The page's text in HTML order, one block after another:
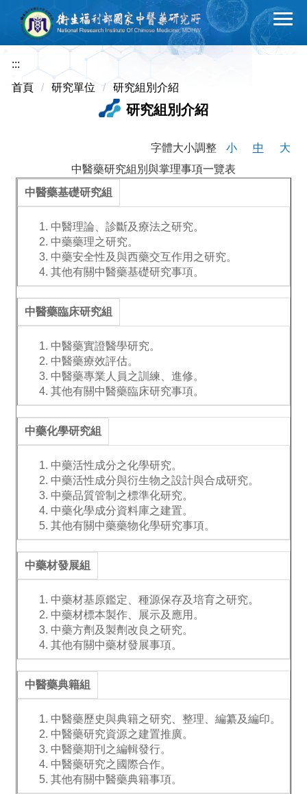
主
要
容
:::
首頁
研究單位 研究組別介紹
研究組別介紹
字體大小調整 小 中
大
中醫藥研究組別與掌理事項一覽表
中醫藥基礎研究組
中醫理論、診斷及療法之研究。
中藥藥理之研究。
中藥安全性及與西藥交互作用之研究。
其他有關中醫藥基礎研究事項。
中醫藥臨床研究組
中醫藥實證醫學研究。
中醫藥療效評估。
中醫藥專業人員之訓練、進修。
其他有關中醫藥臨床研究事項。
中藥化學研究組
中藥活性成分之化學研究。
中藥活性成分與衍生物之設計與合成研究。
中藥品質管制之標準化研究。
中藥化學成分資料庫之建置。
其他有關中藥藥物化學研究事項。
中藥材發展組
中藥材基原鑑定、種源保存及培育之研究。
中藥材標本製作、展示及應用。
中藥方劑及製劑改良之研究。
其他有關中藥材發展事項。
中醫藥典籍組
中醫藥歷史與典籍之研究、整理、編纂及編印。
中醫藥研究資源之建置推廣。
中醫藥期刊之編輯發行。
中醫藥研究之國際合作。
其他有關中醫藥典籍事項。